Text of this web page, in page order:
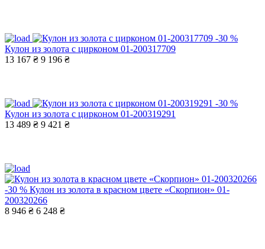
-30 %
Кулон из золота с цирконом 01-200317709
13 167 ₴ 9 196 ₴
-30 %
Кулон из золота с цирконом 01-200319291
13 489 ₴ 9 421 ₴
-30 % Кулон из золота в красном цвете «Скорпион» 01-
200320266
8 946 ₴ 6 248 ₴